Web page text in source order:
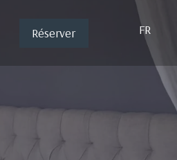
Réserver FR